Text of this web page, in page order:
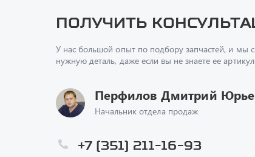
Получить
У нас большой опыт по подбору запчастей, и мы
нужную деталь, даже если вы не знаете ее артикул
Перфилов Дмитрий
Начальник отдела продаж
+7 (351) 211-16-93